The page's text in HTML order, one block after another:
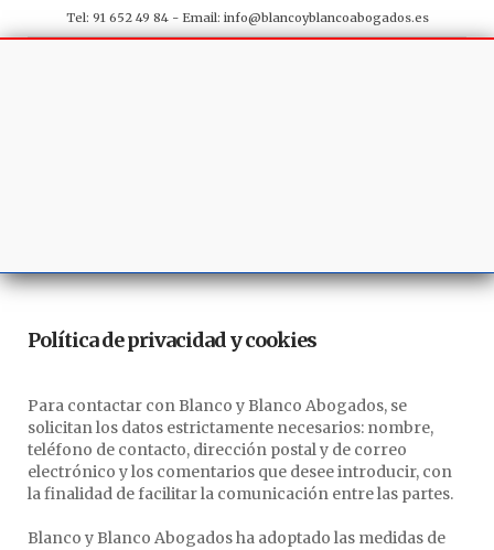
Tel: 91 652 49 84 - Email: info@blancoyblancoabogados.es
Política de privacidad y cookies
Para contactar con Blanco y Blanco Abogados, se
solicitan los datos estrictamente necesarios: nombre,
teléfono de contacto, dirección postal y de correo
electrónico y los comentarios que desee introducir, con
la finalidad de facilitar la comunicación entre las partes.
Blanco y Blanco Abogados ha adoptado las medidas de